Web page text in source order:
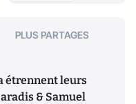
PLUS PARTAGES
étrennent leurs
& Samuel